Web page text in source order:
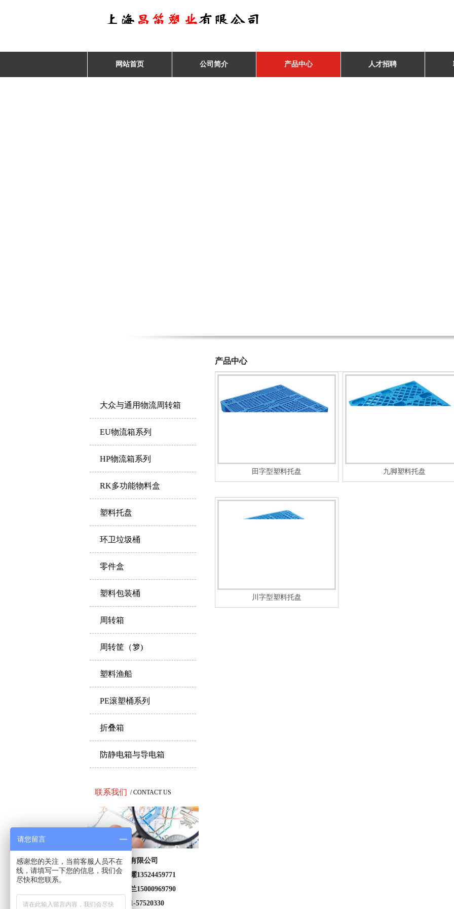
网站首页 公司简介 产品中心 人才招聘
1 2 3 4
大众与通用物流周转箱
EU物流箱系列
HP物流箱系列
RK多功能物料盒
塑料托盘
环卫垃圾桶
零件盒
塑料包装桶
周转箱
周转筐（箩)
塑料渔船
PE滚塑桶系列
折叠箱
防静电箱与导电箱
联系我们 / CONTACT US
上海昌笛塑业有限公司
联系人：曹光耀13524459771
联系人：曹春兰15000969790
联系电话：021-57520330
产品中心
田字型塑料托盘 九脚塑料托盘
川字型塑料托盘
请您留言
感谢您的关注，当前客服人员不在
线，请填写一下您的信息，我们会
尽快和您联系。